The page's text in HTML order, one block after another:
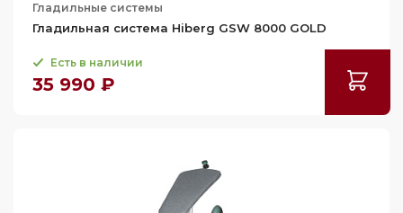
Гладильные системы
Гладильная система Hiberg GSW 8000 GOLD
Есть в наличии
35 990 ₽